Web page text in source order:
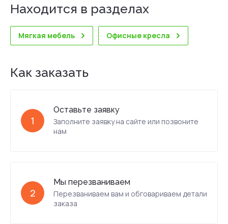
Находится в разделах
Мягкая мебель Офисные кресла
Как заказать
1
Оставьте заявку
Заполните заявку на сайте или позвоните
нам
2
Мы перезваниваем
Перезваниваем вам и обговариваем детали
заказа